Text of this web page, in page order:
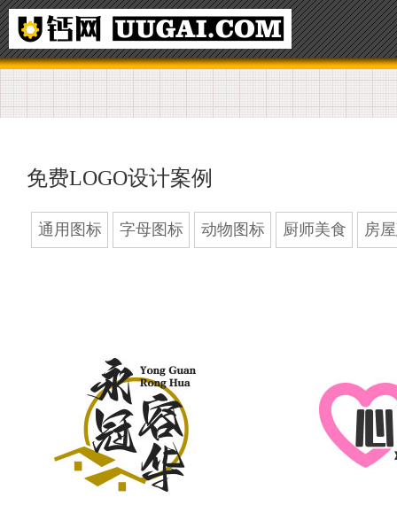
免费LOGO设计案例
通用图标 字母图标 动物图标 厨师美食 房